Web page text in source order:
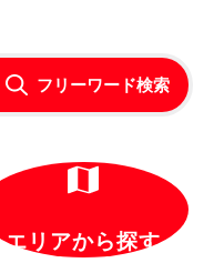
フリーワード検索
エリアから探す